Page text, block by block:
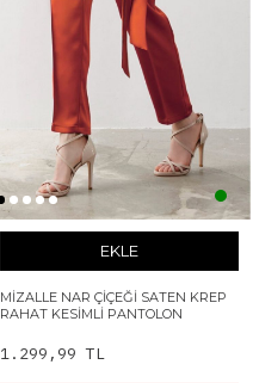
EKLE
MIZALLE NAR ÇIÇEĞI SATEN KREP
RAHAT KESIMLI PANTOLON
1.299,99 TL